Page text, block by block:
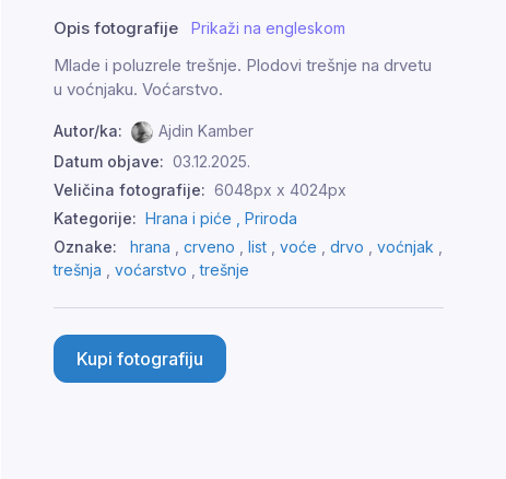
Opis fotografije Prikaži na engleskom
Mlade i poluzrele trešnje. Plodovi trešnje na drvetu
u voćnjaku. Voćarstvo.
Autor/ka:
Ajdin Kamber
Datum objave: 03.12.2025.
Veličina fotografije: 6048px x 4024px
Kategorije: Hrana i piće , Priroda
Oznake:
hrana , crveno , list , voće , drvo , voćnjak ,
trešnja , voćarstvo ,trešnje
Kupi fotografiju